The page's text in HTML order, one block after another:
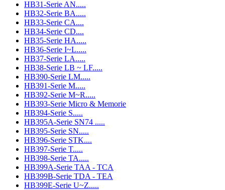
HB31-Serie AN.....
HB32-Serie BA.....
HB33-Serie CA....
HB34-Serie CD....
HB35-Serie HA.....
HB36-Serie I~L.....
HB37-Serie LA.....
HB38-Serie LB ~ LF.....
HB390-Serie LM.....
HB391-Serie M.....
HB392-Serie M~R.....
HB393-Serie Micro & Memorie
HB394-Serie S.....
HB395A-Serie SN74 .....
HB395-Serie SN.....
HB396-Serie STK....
HB397-Serie T.....
HB398-Serie TA.....
HB399A-Serie TAA - TCA
HB399B-Serie TDA - TEA
HB399E-Serie U~Z.....